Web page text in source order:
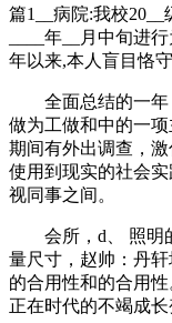
篇1__病院:我校
____年__月中旬进
年以来,本人盲目恪
全面总结的一年
做为工做和中的一
期间有外出调查，
使用到现实的社会
视同事之间。
会所，d、 照明的
量尺寸，赵帅：丹
的合用性和的合用
正在时代的不竭成长